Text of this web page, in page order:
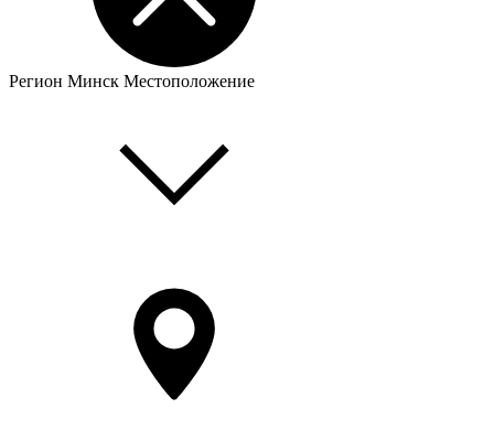
Регион Минск Местоположение